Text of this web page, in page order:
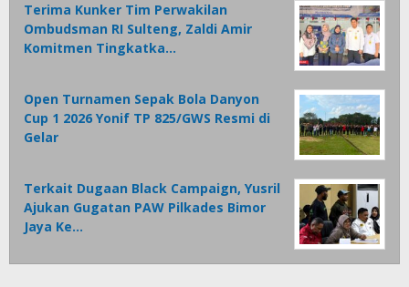
Terima Kunker Tim Perwakilan
Ombudsman RI Sulteng, Zaldi Amir
Komitmen Tingkatka…
Open Turnamen Sepak Bola Danyon
Cup 1 2026 Yonif TP 825/GWS Resmi di
Gelar
Terkait Dugaan Black Campaign, Yusril
Ajukan Gugatan PAW Pilkades Bimor
Jaya Ke…